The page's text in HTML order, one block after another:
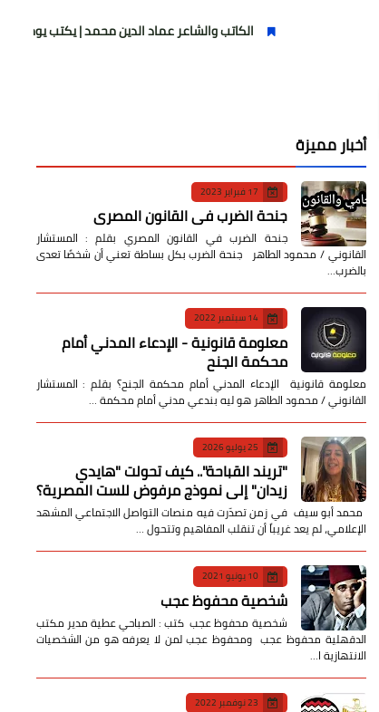
الكاتب والشاعر عماد الدين محمد | يكتب يوميات شاعر وقصيدة
أخبار مميزة
17 فبراير 2023
جنحة الضرب في القانون المصري
جنحة الضرب في القانون المصري بقلم : المستشار
القانوني / محمود الطاهر جنحة الضرب بكل بساطة تعني أن شخصًا تعدى
بالضرب…
14 سبتمبر 2022
معلومة قانونية - الإدعاء المدني أمام
محكمة الجنح
معلومة قانونية الإدعاء المدني أمام محكمة الجنح؟ بقلم : المستشار
القانوني / محمود الطاهر هو ليه بندعي مدني أمام محكمة …
25 يوليو 2026
​"تريند القباحة".. كيف تحولت "هايدي
زيدان" إلى نموذج مرفوض للست المصرية؟
​ محمد أبو سيف ​في زمن تصدّرت فيه منصات التواصل الاجتماعي المشهد
الإعلامي، لم يعد غريباً أن تنقلب المفاهيم وتتحول …
10 يونيو 2021
شخصية محفوظ عجب
شخصية محفوظ عجب كتب : الصباحي عطية مدير مكتب
الدقهلية محفوظ عجب ومحفوظ عجب لمن لا يعرفه هو من الشخصيات
الانتهازية ا…
23 نوفمبر 2022